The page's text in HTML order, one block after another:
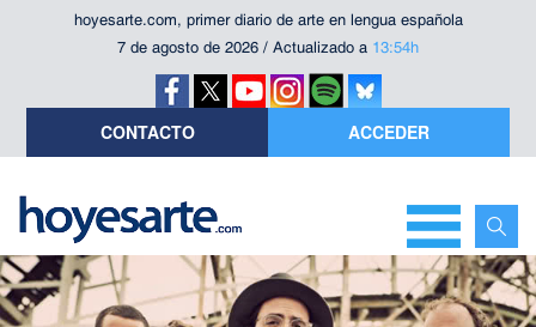
hoyesarte.com, primer diario de arte en lengua española
7 de agosto de 2026 / Actualizado a 13:54h
CONTACTO ACCEDER